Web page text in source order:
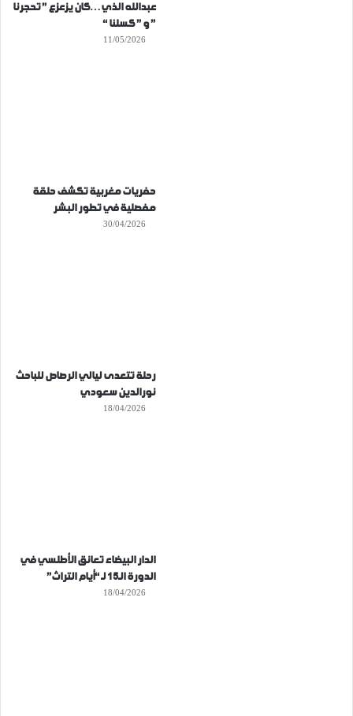
عبدالله الذي…كان يزعزع ” تحجرنا
” و ” كسلنا “
11/05/2026
حفريات مغربية تكشف حلقة
مفصلية في تطور البشر
30/04/2026
رحلة تتعدى ليالي الرصاص للباحث
نورالدين سعودي
18/04/2026
الدار البيضاء تعانق الأطلسي في
الدورة الـ15 لـ “أيام التراث”
18/04/2026